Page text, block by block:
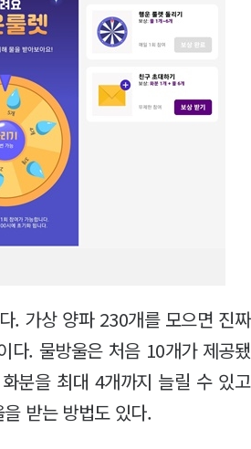
. 가상 양파 230개를 모으면 진짜
다. 물방울은 처음 10개가 제공됐
분을 최대 4개까지 늘릴 수 있고
받는 방법도 있다.